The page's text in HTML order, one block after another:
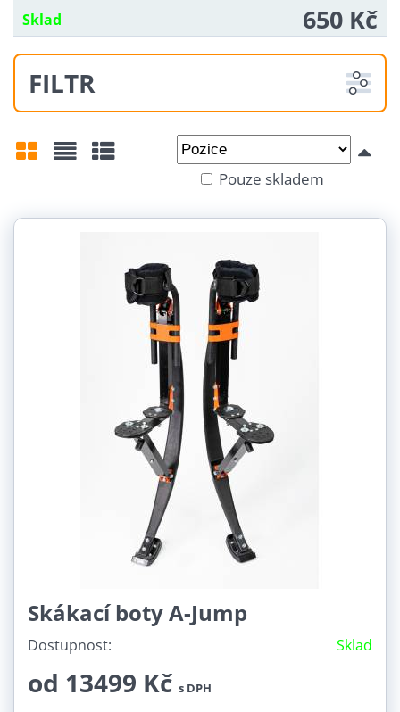
Sklad 650 Kč
FILTR
Do:
Tvrdost pružin:
30-50 Kg (5)
80-120 Kg (6)
Barva RAL:
Pouze skladem
Skákací boty A-Jump
Dostupnost: Sklad
od 13499 Kč s DPH